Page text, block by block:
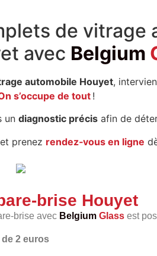
de vitrage
avec Belgium
automobile Houyet,
s’occupe de tout!
un diagnostic précis afin de
et prenez rendez‑vous en ligne
brise Houyet
brise avec Belgium Glass est
2 euros